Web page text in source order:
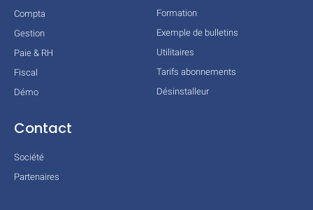
Compta
Gestion
Paie & RH
Fiscal
Démo
Formation
Exemple de bulletins
Utilitaires
Tarifs abonnements
Désinstalleur
Contact
Société
Partenaires